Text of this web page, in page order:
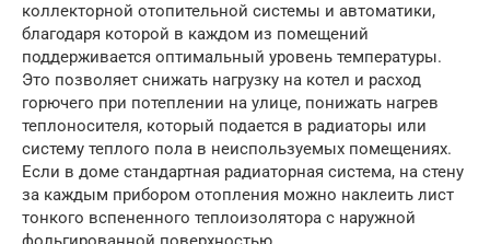
коллекторной отопительной системы и автоматики,
благодаря которой в каждом из помещений
поддерживается оптимальный уровень температуры.
Это позволяет снижать нагрузку на котел и расход
горючего при потеплении на улице, понижать нагрев
теплоносителя, который подается в радиаторы или
систему теплого пола в неиспользуемых помещениях.
Если в доме стандартная радиаторная система, на стену
за каждым прибором отопления можно наклеить лист
тонкого вспененного теплоизолятора с наружной